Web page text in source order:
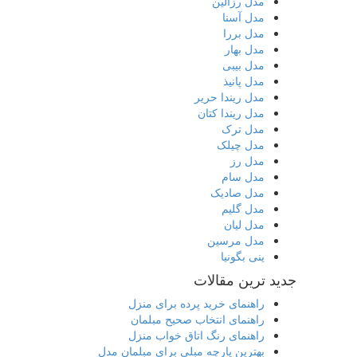
مدل آسنا
مدل بررا
مدل بهار
مدل بیبی
مدل پانیذ
مدل ریندا حریر
مدل ریندا کتان
مدل ترک
مدل چیلک
مدل رز
مدل سام
مدل صادیک
مدل گلیم
مدل لیان
مدل مرسین
ینی بگونیا
جدید ترین مقالات
راهنمای خرید پرده برای منزل
راهنمای انتخاب صحیح مبلمان
راهنمای رنگ اتاق خواب منزل
بهترین پارچه مبلی برای مبلمان مدل